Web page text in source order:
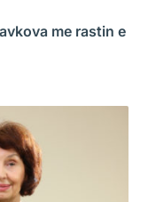
me rastin e